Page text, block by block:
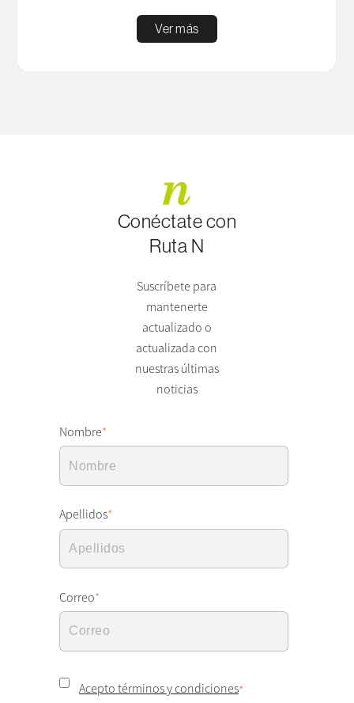
Ver más
Conéctate con
Ruta N
Suscríbete para
mantenerte
actualizado o
actualizada con
nuestras últimas
noticias
Nombre*
Apellidos*
Correo*
Acepto términos y condiciones*